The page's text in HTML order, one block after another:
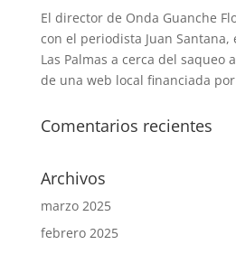
El director de Onda Guanche
con el periodista Juan Santana,
Las Palmas a cerca del saqueo
de una web local financiada
Comentarios recientes
Archivos
marzo 2025
febrero 2025